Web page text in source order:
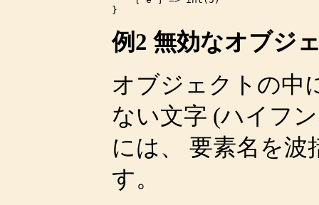
例2 無効なオブジ
オブジェクトの中
ない文字 (ハイフ
には、 要素名を
す。